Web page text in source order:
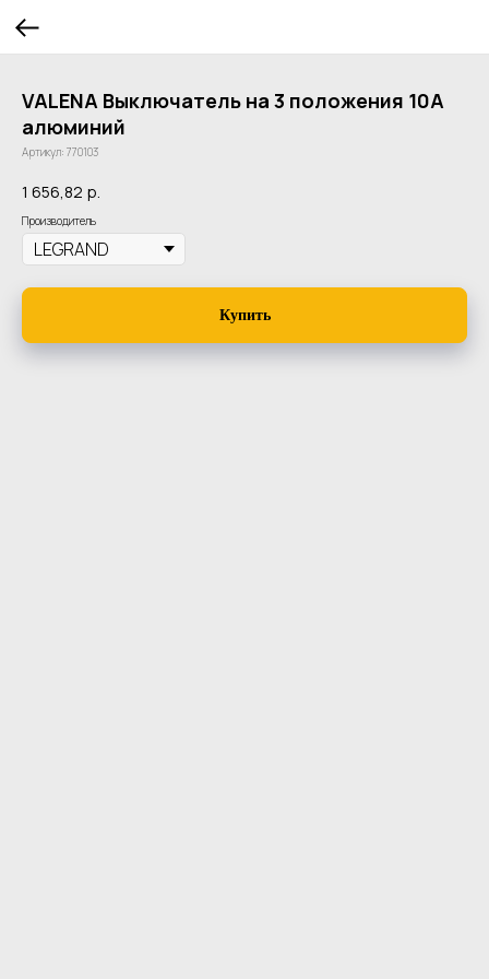
VALENA Выключатель на 3 положения 10A
алюминий
Артикул: 770103
1 656,82 р.
Производитель
Купить